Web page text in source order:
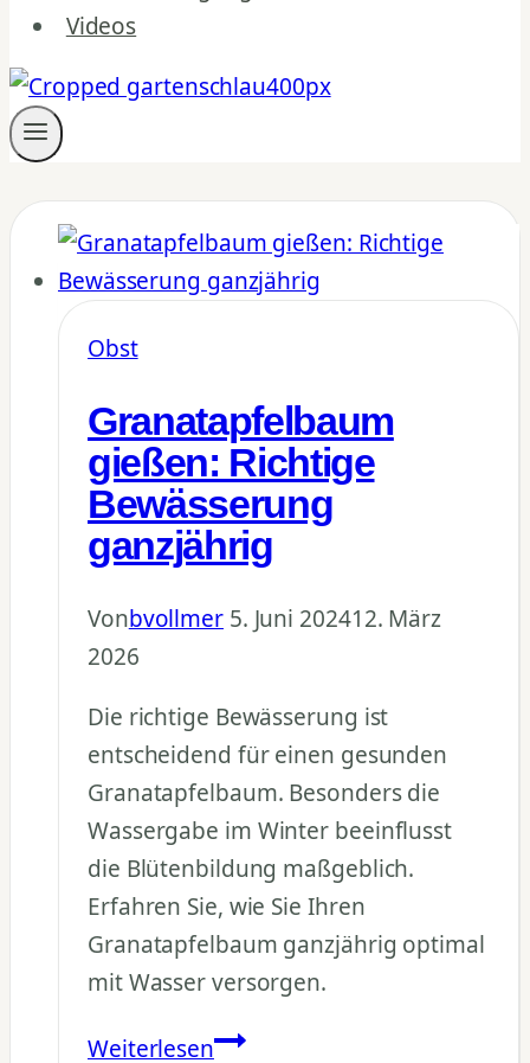
Videos
Obst
Granatapfelbaum
gießen: Richtige
Bewässerung
ganzjährig
Vonbvollmer 5. Juni 202412. März
2026
Die richtige Bewässerung ist
entscheidend für einen gesunden
Granatapfelbaum. Besonders die
Wassergabe im Winter beeinflusst
die Blütenbildung maßgeblich.
Erfahren Sie, wie Sie Ihren
Granatapfelbaum ganzjährig optimal
mit Wasser versorgen.
WeiterlesenGranatapfelbaum